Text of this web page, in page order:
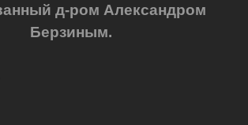
д-ром Александром
Берзиным.